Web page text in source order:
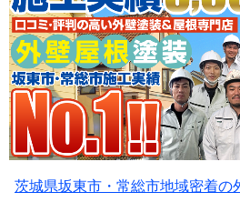
茨城県坂東市・常総市地域密着の